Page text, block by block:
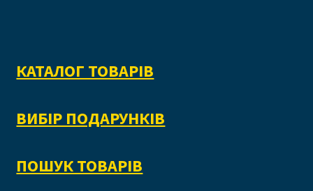
КАТАЛОГ ТОВАРІВ
ВИБІР ПОДАРУНКІВ
ПОШУК ТОВАРІВ